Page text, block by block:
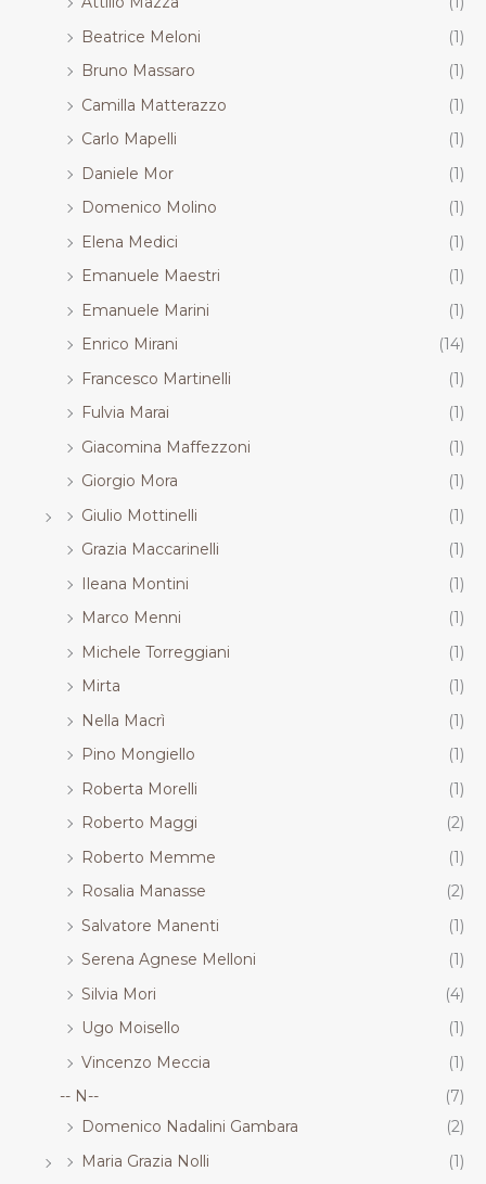
Beatrice Meloni
(1)
Bruno Massaro
(1)
Camilla Matterazzo
(1)
Carlo Mapelli
(1)
Daniele Mor
(1)
Domenico Molino
(1)
Elena Medici
(1)
Emanuele Maestri
(1)
Emanuele Marini
(1)
Enrico Mirani
(14)
Francesco Martinelli
(1)
Fulvia Marai
(1)
Giacomina Maffezzoni
(1)
Giorgio Mora
(1)
Giulio Mottinelli
(1)
Grazia Maccarinelli
(1)
Ileana Montini
(1)
Marco Menni
(1)
Michele Torreggiani
(1)
Mirta
(1)
Nella Macrì
(1)
Pino Mongiello
(1)
Roberta Morelli
(1)
Roberto Maggi
(2)
Roberto Memme
(1)
Rosalia Manasse
(2)
Salvatore Manenti
(1)
Serena Agnese Melloni
(1)
Silvia Mori
(4)
Ugo Moisello
(1)
Vincenzo Meccia
(1)
-- N--
(7)
Domenico Nadalini Gambara
(2)
Maria Grazia Nolli
(1)